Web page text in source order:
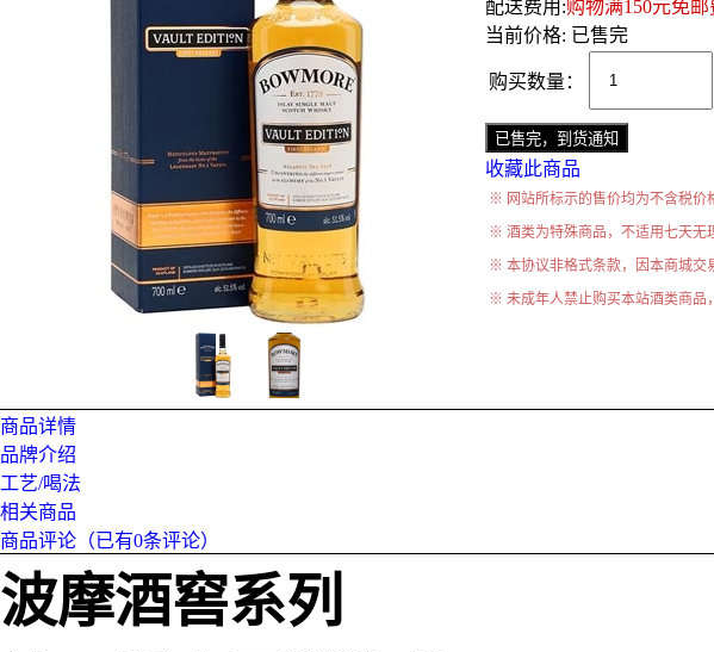
配送费用:购物满150元免邮
当前价格: 已售完
购买数量：
收藏此商品
※ 网站所标示的售价均为不含税价
※ 酒类为特殊商品，不适用七天无
※ 本协议非格式条款，因本商城交
※ 未成年人禁止购买本站酒类商品
商品详情
品牌介绍
工艺/喝法
相关商品
商品评论（已有0条评论）
波摩酒窖系列